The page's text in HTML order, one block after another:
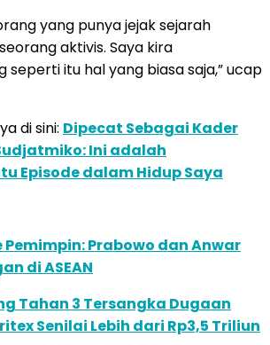
yang punya jejak sejarah
aktivis. Saya kira
seperti itu hal yang biasa saja,” ucap
di sini: Dipecat Sebagai Kader
Ini adalah
Episode dalam Hidup Saya
Prabowo dan Anwar
di ASEAN
Tahan 3 Tersangka Dugaan
Senilai Lebih dari Rp3,5 Triliun